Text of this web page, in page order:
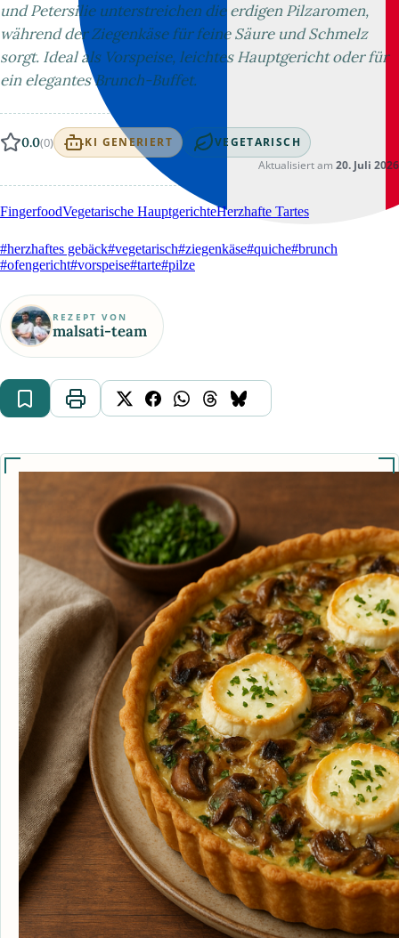
und Petersilie unterstreichen die erdigen Pilzaromen,
während der Ziegenkäse für feine Säure und Schmelz
sorgt. Ideal als Vorspeise, leichtes Hauptgericht oder für
ein elegantes Brunch-Buffet.
0.0(0) KI GENERIERT VEGETARISCH
Aktualisiert am 20. Juli 2026
FingerfoodVegetarische HauptgerichteHerzhafte Tartes
#herzhaftes gebäck#vegetarisch#ziegenkäse#quiche#brunch
#ofengericht#vorspeise#tarte#pilze
REZEPT VON
malsati-team